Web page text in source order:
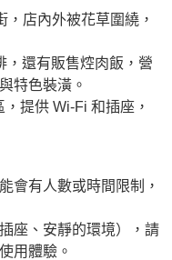
，店內外被花草圍繞，
，還有販售焢肉飯，營
特色裝潢。
，提供 Wi-Fi 和插座，
會有人數或時間限制，
座、安靜的環境），請
用體驗。